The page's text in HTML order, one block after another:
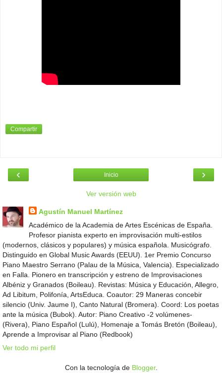
Compartir
‹ ›
Inicio
Ver versión web
Agustín Manuel Martínez
Académico de la Academia de Artes Escénicas de España.
Profesor pianista experto en improvisación multi-estilos
(modernos, clásicos y populares) y música española. Musicógrafo.
Distinguido en Global Music Awards (EEUU). 1er Premio Concurso
Piano Maestro Serrano (Palau de la Música, Valencia). Especializado
en Falla. Pionero en transcripción y estreno de Improvisaciones
Albéniz y Granados (Boileau). Revistas: Música y Educación, Allegro,
Ad Libitum, Polifonía, ArtsEduca. Coautor: 29 Maneras concebir
silencio (Univ. Jaume I), Canto Natural (Bromera). Coord: Los poetas
ante la música (Bubok). Autor: Piano Creativo -2 volúmenes-
(Rivera), Piano Español (Lulú), Homenaje a Tomás Bretón (Boileau),
Aprende a Improvisar al Piano (Redbook)
Ver todo mi perfil
Con la tecnología de Blogger.